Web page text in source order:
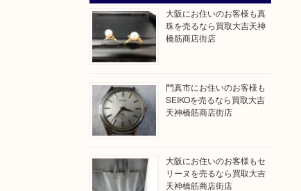
大阪にお住いのお客様も真
珠を売るなら買取大吉天神
橋筋商店街店
門真市にお住いのお客様も
SEIKOを売るなら買取大吉
天神橋筋商店街店
大阪にお住いのお客様もセ
リーヌを売るなら買取大吉
天神橋筋商店街店